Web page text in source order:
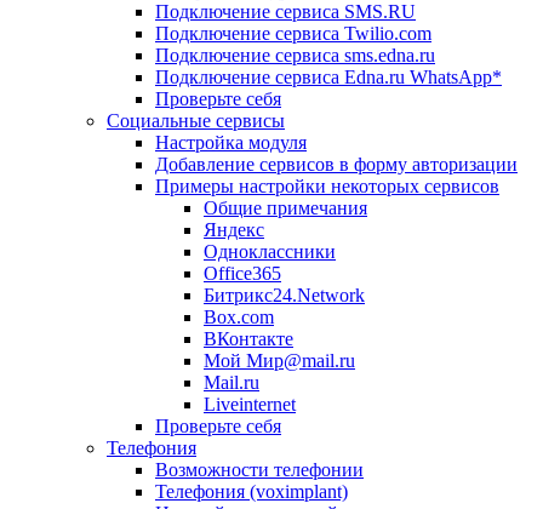
Подключение сервиса SMS.RU
Подключение сервиса Twilio.com
Подключение сервиса sms.edna.ru
Подключение сервиса Edna.ru WhatsApp*
Проверьте себя
Социальные сервисы
Настройка модуля
Добавление сервисов в форму авторизации
Примеры настройки некоторых сервисов
Общие примечания
Яндекс
Одноклассники
Office365
Битрикс24.Network
Box.com
ВКонтакте
Мой Мир@mail.ru
Mail.ru
Liveinternet
Проверьте себя
Телефония
Возможности телефонии
Телефония (voximplant)